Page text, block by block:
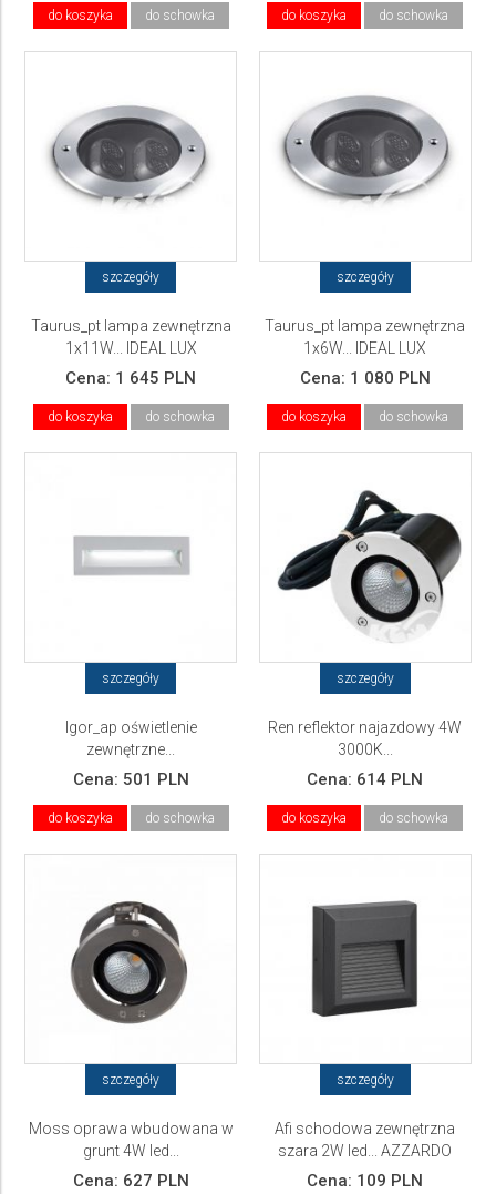
do koszyka do schowka do koszyka do schowka
szczegóły
Taurus_pt lampa zewnętrzna
1x11W... IDEAL LUX
Cena: 1 645 PLN
do koszyka do schowka
szczegóły
Taurus_pt lampa zewnętrzna
1x6W... IDEAL LUX
Cena: 1 080 PLN
do koszyka do schowka
szczegóły
Igor_ap oświetlenie
zewnętrzne...
Cena: 501 PLN
do koszyka do schowka
szczegóły
Ren reflektor najazdowy 4W
3000K...
Cena: 614 PLN
do koszyka do schowka
szczegóły
Moss oprawa wbudowana w
grunt 4W led...
Cena: 627 PLN
szczegóły
Afi schodowa zewnętrzna
szara 2W led... AZZARDO
Cena: 109 PLN